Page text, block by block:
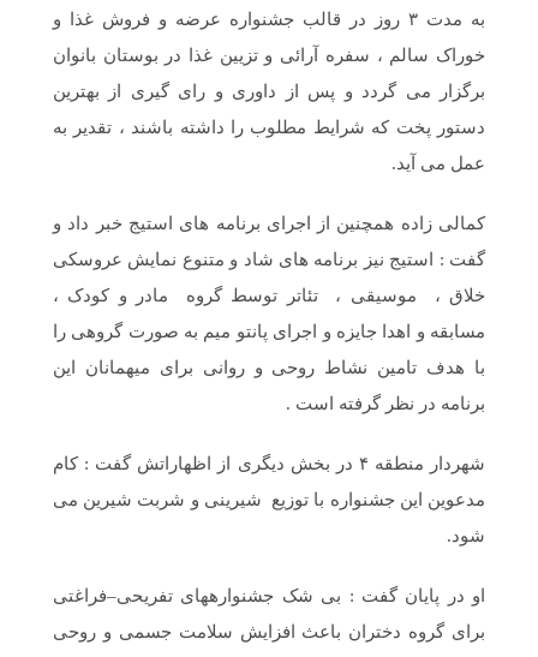
به مدت ۳ روز در قالب جشنواره عرضه و فروش غذا و
خوراک سالم ، سفره آرائی و تزیین غذا در بوستان بانوان
برگزار می گردد و پس از داوری و رای گیری از بهترین
دستور پخت که شرایط مطلوب را داشته باشند ، تقدیر به
عمل می آید.
کمالی زاده همچنین از اجرای برنامه های استیج خبر داد و
گفت : استیج نیز برنامه های شاد و متنوع نمایش عروسکی
خلاق ، موسیقی ، تئاتر توسط گروه مادر و کودک ،
مسابقه و اهدا جایزه و اجرای پانتو میم به صورت گروهی را
با هدف تامین نشاط روحی و روانی برای میهمانان این
برنامه در نظر گرفته است .
شهردار منطقه ۴ در بخش دیگری از اظهاراتش گفت : کام
مدعوین این جشنواره با توزیع شیرینی و شربت شیرین می
شود.
او در پایان گفت : بی شک جشنوارههای تفریحی–فراغتی
برای گروه دختران باعث افزایش سلامت جسمی و روحی